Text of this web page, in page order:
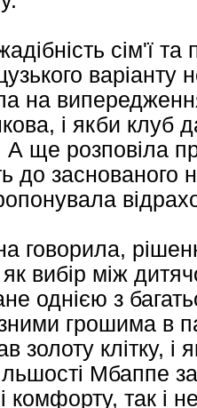
сім'ї та
варіанту
на
і якби клуб
ще розповіла
до заснованого
говорила,
як вибір між
однією з
грошима в
золоту клітку, і
Мбаппе
комфорту, так і